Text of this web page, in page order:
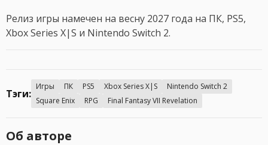
Релиз игры намечен на весну 2027 года на ПК, PS5,
Xbox Series X|S и Nintendo Switch 2.
Тэги:
Игры ПК PS5 Xbox Series X|S
Nintendo Switch 2
Square Enix
RPG Final Fantasy VII Revelation
Об авторе